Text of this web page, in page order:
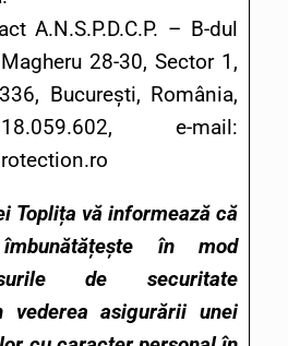
A.N.S.P.D.C.P. – B-dul
28-30, Sector 1,
București, România,
e-mail:
Toplița vă informează că
în mod
de securitate
vederea asigurării unei